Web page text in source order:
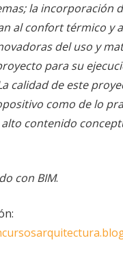
la incorporación
al confort térmico y
del uso y
para su
calidad de este
como de lo
contenido
con BIM.